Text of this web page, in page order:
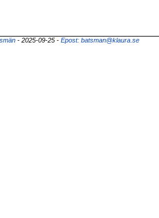
- 2025-09-25 - Epost: batsman@klaura.se